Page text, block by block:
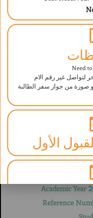
ABAQ AL ILM
UNDER THE
ESTABLISHED IN SEPT
طالب
Student
Need
لتواصل غير رقم الام
صورة من جواز سفر الطالبة
الأول
الثاني